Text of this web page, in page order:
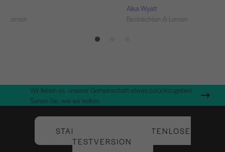
Lernen
Alisa Wyatt
Beobachten & Lernen
Wir lieben es, unserer Gemeinschaft etwas zurückzugeben.
Sehen Sie, wie wir helfen.
STARTEN SIE IHRE KOSTENLOSE
TESTVERSION